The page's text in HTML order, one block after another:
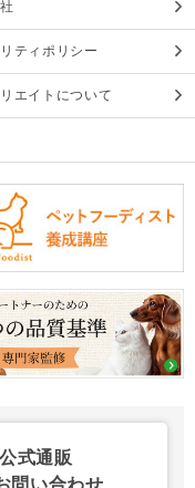
ティポリシー
エイトについて
式通販
問い合わせ